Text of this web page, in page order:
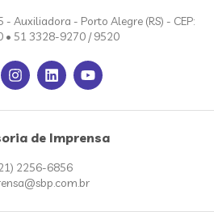
- Auxiliadora - Porto Alegre (RS) - CEP:
• 51 3328-9270 / 9520
de Imprensa
2256-6856